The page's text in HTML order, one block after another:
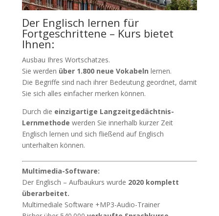
Der Englisch lernen für
Fortgeschrittene – Kurs bietet
Ihnen:
Ausbau Ihres Wortschatzes.
Sie werden über 1.800 neue Vokabeln lernen.
Die Begriffe sind nach ihrer Bedeutung geordnet, damit
Sie sich alles einfacher merken können.
Durch die einzigartige Langzeitgedächtnis-
Lernmethode werden Sie innerhalb kurzer Zeit
Englisch lernen und sich fließend auf Englisch
unterhalten können.
Multimedia-Software:
Der Englisch – Aufbaukurs wurde 2020 komplett
überarbeitet.
Multimediale Software +MP3-Audio-Trainer